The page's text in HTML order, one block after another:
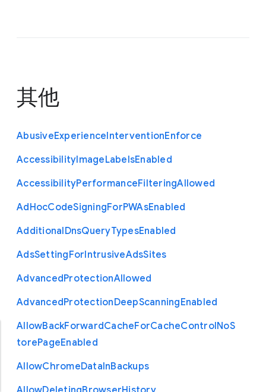
其他
AbusiveExperienceInterventionEnforce
AccessibilityImageLabelsEnabled
AccessibilityPerformanceFilteringAllowed
AdHocCodeSigningForPWAsEnabled
AdditionalDnsQueryTypesEnabled
AdsSettingForIntrusiveAdsSites
AdvancedProtectionAllowed
AdvancedProtectionDeepScanningEnabled
AllowBackForwardCacheForCacheControlNoS
torePageEnabled
AllowChromeDataInBackups